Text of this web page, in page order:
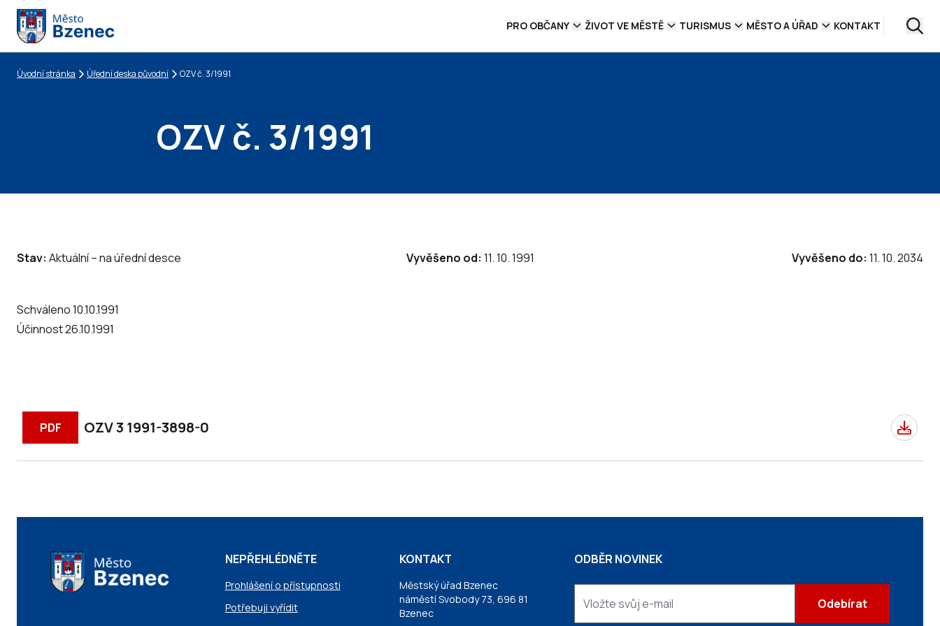
PRO OBČANY ŽIVOT VE MĚSTĚ TURISMUS MĚSTO A ÚŘAD KONTAKT
Drobečková navigace
Úvodní stránka Úřední deska původní OZV č. 3/1991
OZV č. 3/1991
Stav: Aktuální – na úřední desce Vyvěšeno od: 11. 10. 1991 Vyvěšeno do: 11. 10. 2034
Schváleno 10.10.1991
Účinnost 26.10.1991
PDF OZV 3 1991-3898-0
NEPŘEHLÉDNĚTE
Prohlášení o přístupnosti
Potřebuji vyřídit
KONTAKT
Městský úřad Bzenec
náměstí Svobody 73, 696 81
Bzenec
ODBĚR NOVINEK
Odebírat